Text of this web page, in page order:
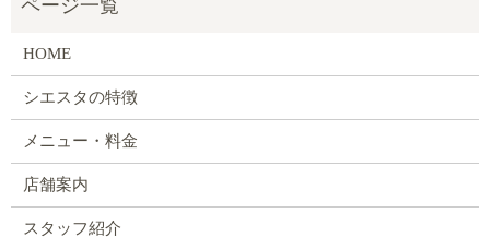
HOME
シエスタの特徴
メニュー・料金
店舗案内
スタッフ紹介